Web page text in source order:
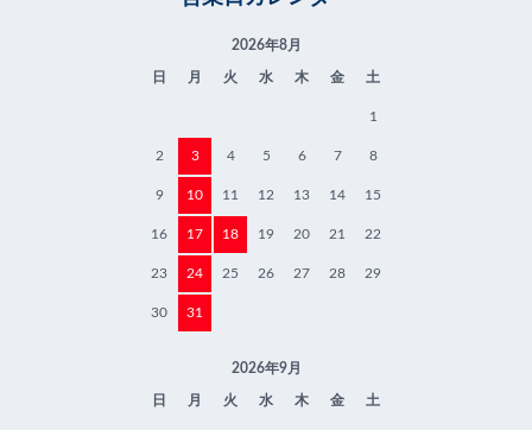
2026年8月
日 月 火 水 木 金 土
1
2 3 4 5 6 7 8
9 10 11 12 13 14 15
16 17 18 19 20 21 22
23 24 25 26 27 28 29
30 31
2026年9月
日 月 火 水 木 金 土